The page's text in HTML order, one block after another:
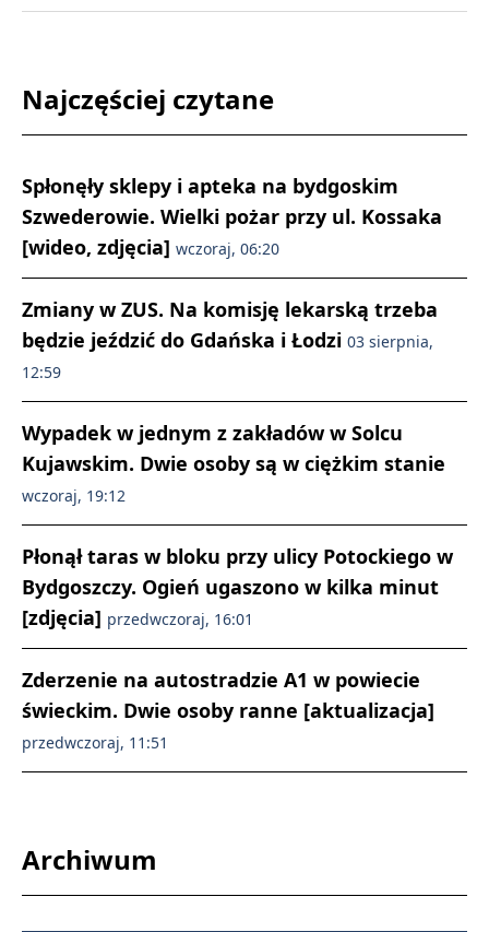
Najczęściej czytane
Spłonęły sklepy i apteka na bydgoskim
Szwederowie. Wielki pożar przy ul. Kossaka
[wideo, zdjęcia] wczoraj, 06:20
Zmiany w ZUS. Na komisję lekarską trzeba
będzie jeździć do Gdańska i Łodzi 03 sierpnia,
12:59
Wypadek w jednym z zakładów w Solcu
Kujawskim. Dwie osoby są w ciężkim stanie
wczoraj, 19:12
Płonął taras w bloku przy ulicy Potockiego w
Bydgoszczy. Ogień ugaszono w kilka minut
[zdjęcia] przedwczoraj, 16:01
Zderzenie na autostradzie A1 w powiecie
świeckim. Dwie osoby ranne [aktualizacja]
przedwczoraj, 11:51
Archiwum